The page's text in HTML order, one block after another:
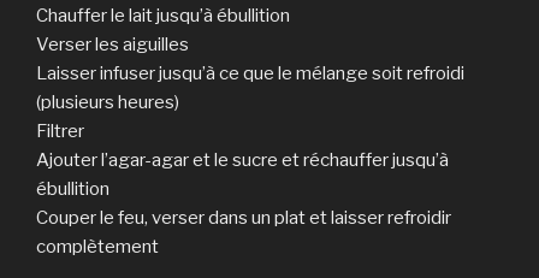
Chauffer le lait jusqu’à ébullition
Verser les aiguilles
Laisser infuser jusqu’à ce que le mélange soit refroidi
(plusieurs heures)
Filtrer
Ajouter l’agar-agar et le sucre et réchauffer jusqu’à
ébullition
Couper le feu, verser dans un plat et laisser refroidir
complètement